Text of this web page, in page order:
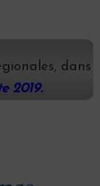
dans
2019.